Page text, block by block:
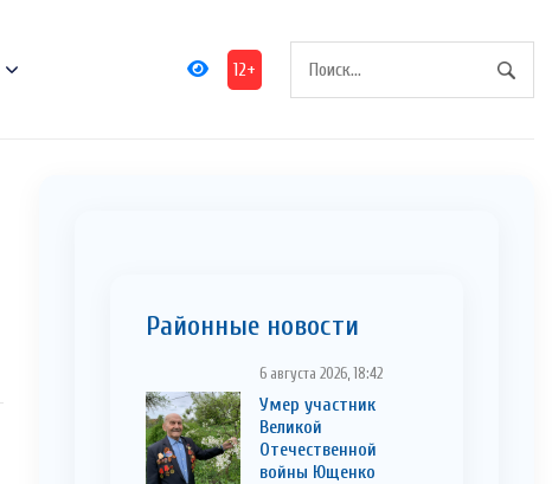
12+
Районные новости
6 августа 2026, 18:42
Умер участник
Великой
Отечественной
войны Ющенко